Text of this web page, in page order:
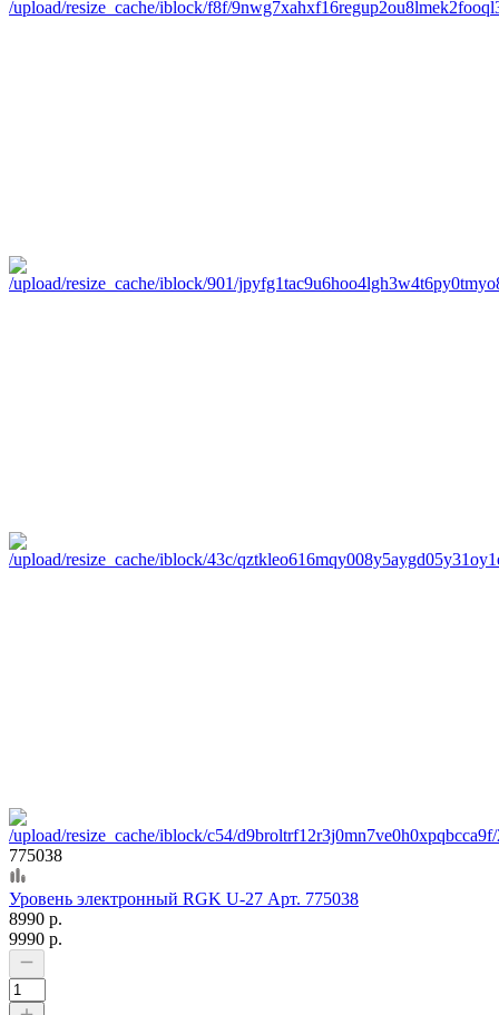
775038
Уровень электронный RGK U-27 Арт. 775038
8990 р.
9990 р.